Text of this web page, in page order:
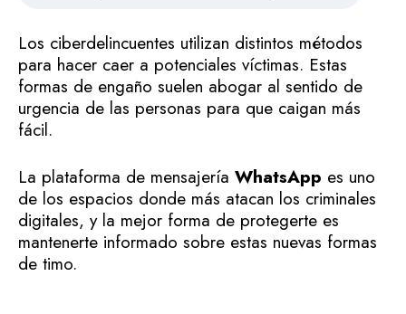
Los ciberdelincuentes utilizan distintos métodos
para hacer caer a potenciales víctimas. Estas
formas de engaño suelen abogar al sentido de
urgencia de las personas para que caigan más
fácil.
La plataforma de mensajería WhatsApp es uno
de los espacios donde más atacan los criminales
digitales, y la mejor forma de protegerte es
mantenerte informado sobre estas nuevas formas
de timo.